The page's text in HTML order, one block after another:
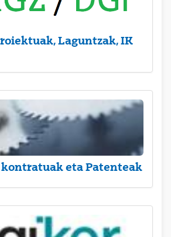
Laguntzak, IK
eta Patenteak